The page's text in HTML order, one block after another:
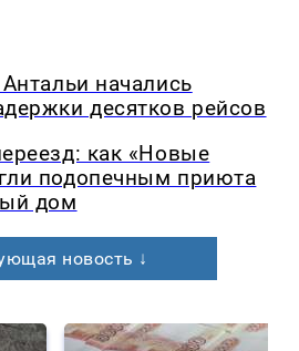
начались
десятков рейсов
как «Новые
подопечным приюта
дом
новость ↓